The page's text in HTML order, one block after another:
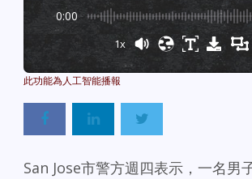
0:00
1x
San Jose市警方週四表示，一名男